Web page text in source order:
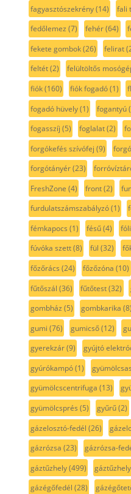
fagyasztószekrény(14) fali
fedőlemez (7) fehér(64)
fekete gombok(26) felirat
feltét(2) felültöltős
fiók(160) fiók fogadó(1)
fogadó hüvely(1) fogantyú
fogasszíj (5) foglalat(2)
forgókefés szívófej (9)
forgótányér(23)
FreshZone (4) front(2)
furdulatszámszabályzó(1)
fémkapocs (1) fésű(4)
fúvóka szett(8) fül (32)
főzőrács (24) főzőzóna (10)
fűtőszál (36) fűtőtest(32)
gombház (5) gombkarika (8)
gumi (76) gumicső(12)
gyerekzár(9) gyújtó
gyúrókampó(1)
gyümölcscentrifuga (13)
gyümölcsprés (5) gyűrű(2)
gázelosztó-fedél (26)
gázrózsa (23) gázrózsa-
gáztűzhely(499)
gázégőfedél (28)